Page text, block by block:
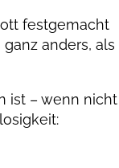
festgemacht
anders, als
ist – wenn nicht